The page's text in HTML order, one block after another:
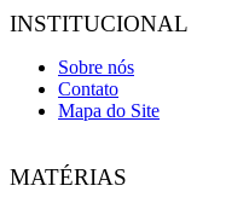
INSTITUCIONAL
Sobre nós
Contato
Mapa do Site
MATÉRIAS